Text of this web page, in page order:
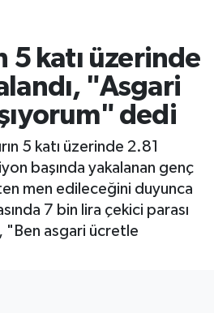
5 katı üzerinde
"Asgari
dedi
5 katı üzerinde 2.81
başında yakalanan genç
men edileceğini duyunca
7 bin lira çekici parası
asgari ücretle